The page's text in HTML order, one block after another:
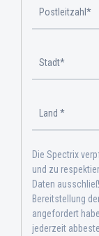
Die Spectrix
und zu
Daten
Bereitstellung
angefordert
jederzeit